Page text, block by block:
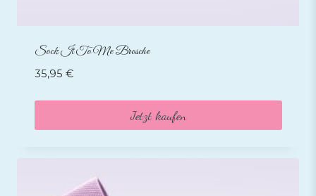
Sock It To Me Brosche
35,95 €
Jetzt kaufen